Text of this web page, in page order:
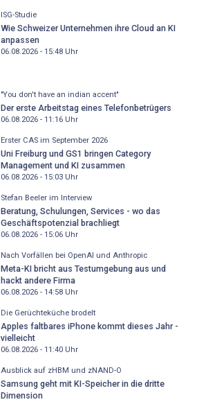
ISG-Studie
Wie Schweizer Unternehmen ihre Cloud an KI
anpassen
06.08.2026 - 15:48Uhr
"You don't have an indian accent"
Der erste Arbeitstag eines Telefonbetrügers
06.08.2026 - 11:16Uhr
Erster CAS im September 2026
Uni Freiburg und GS1 bringen Category
Management und KI zusammen
06.08.2026 - 15:03Uhr
Stefan Beeler im Interview
Beratung, Schulungen, Services - wo das
Geschäftspotenzial brachliegt
06.08.2026 - 15:06Uhr
Nach Vorfällen bei OpenAI und Anthropic
Meta-KI bricht aus Testumgebung aus und
hackt andere Firma
06.08.2026 - 14:58Uhr
Die Gerüchteküche brodelt
Apples faltbares iPhone kommt dieses Jahr -
vielleicht
06.08.2026 - 11:40Uhr
Ausblick auf zHBM und zNAND-O
Samsung geht mit KI-Speicher in die dritte
Dimension